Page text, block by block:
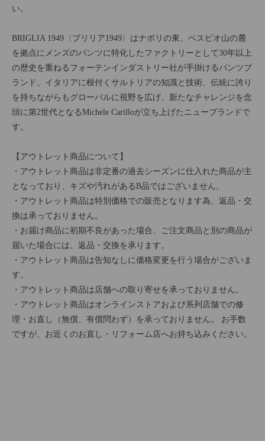
い。
BRIGLIA 1949〈ブリリア1949〉はナポリの東、ベスビオ山の麓
を拠点にメンズのパンツに特化したファクトリーとして30年以上
の歴史を重ねるフォーテンインダストリー社が手掛けるパンツブ
ランド。イタリアに根付くサルトリアの知識と技術、伝統に誇り
を持ちながらもグローバルに視野を広げ、新たなチャレンジを念
頭に第2世代となるMichele Carilloが立ち上げたニューブランドで
す。
【アウトレット商品について】
・アウトレット商品は非定番の過去シーズンに仕入れた商品が主
となっており、キズや汚れがあるB品ではございません。
・アウトレット商品は特別価格での販売となります為、返品・交
換は承っておりません。
・お届け商品に初期不良があった場合、ご注文商品と別の商品が
届いた場合には、返品・交換を承ります。
・アウトレット商品は告知なしに価格変更を行う場合がございま
す。
・アウトレット商品は店舗への取り寄せを承っておりません。
・アウトレット商品はオンラインストアおよび系列店舗での修
理・お直し（無償、有償問わず）を承っておりません。 お手数
ですが、お近くのお直し・リフォーム店へお持ち込みください。